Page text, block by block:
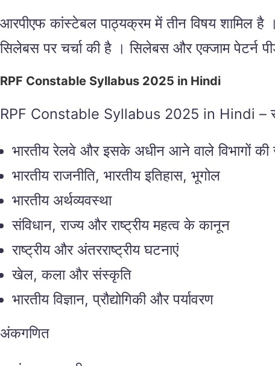
आरपीएफ कांस्टेबल पाठ्यक्रम में तीन विषय शामिल है
सिलेबस पर चर्चा की है । सिलेबस और एक्जाम पेटर्न
RPF Constable Syllabus 2025 in Hindi
RPF Constable Syllabus 2025 in Hindi –
भारतीय रेलवे और इसके अधीन आने वाले विभागों की
भारतीय राजनीति, भारतीय इतिहास, भूगोल
भारतीय अर्थव्यवस्था
संविधान, राज्य और राष्ट्रीय महत्व के कानून
राष्ट्रीय और अंतरराष्ट्रीय घटनाएं
खेल, कला और संस्कृति
भारतीय विज्ञान, प्रौद्योगिकी और पर्यावरण
अंकगणित